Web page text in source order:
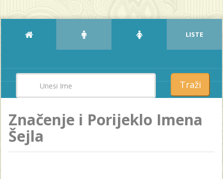
LISTE
Traži
Značenje i Porijeklo Imena
Šejla